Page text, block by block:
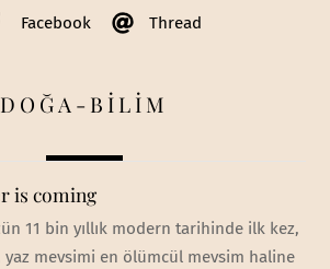
Facebook Thread
DOĞA-BİLİM
is coming
11 bin yıllık modern tarihinde ilk kez,
yaz mevsimi en ölümcül mevsim haline